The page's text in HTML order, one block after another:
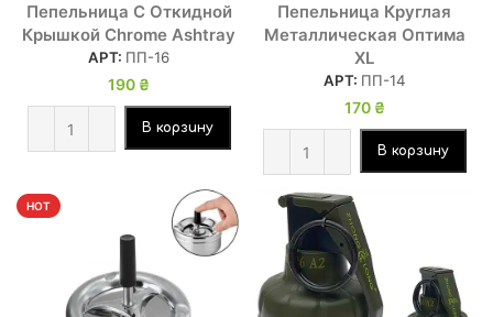
Пепельница С Откидной
Крышкой Chrome Ashtray
АРТ: ПП-16
190 ₴
В корзину
Пепельница Круглая
Металлическая Оптима
XL
АРТ: ПП-14
170 ₴
В корзину
HOT